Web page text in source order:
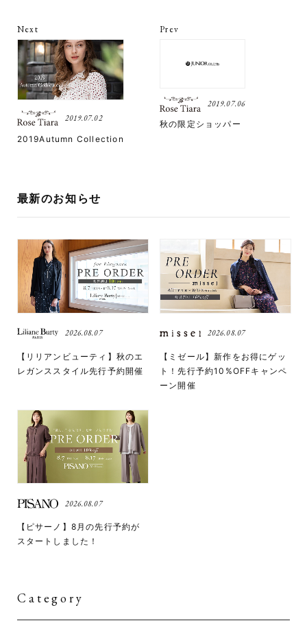
Prev
2019.07.06
秋の限定ショッパー
Next
2019.07.02
2019Autumn Collection
最新のお知らせ
2026.08.07
【リリアンビューティ】秋のエ
レガンススタイル先行予約開催
2026.08.07
【ミゼール】新作をお得にゲッ
ト！先行予約10%OFFキャンペ
ーン開催
2026.08.07
【ピサーノ】8月の先行予約が
スタートしました！
Category